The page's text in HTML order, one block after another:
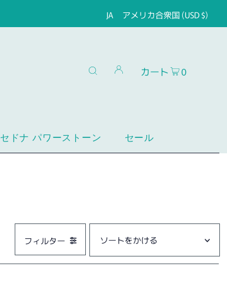
JA アメリカ合衆国 (USD $)
セドナ パワーストーン セール
カート 0
フィルター
オススメ